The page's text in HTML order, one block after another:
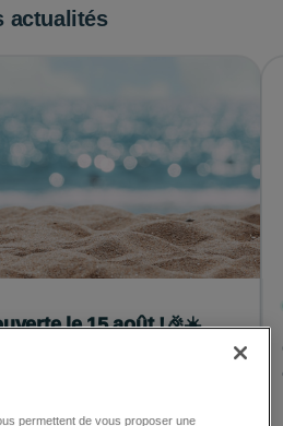
actualités
le 15 août !🎉☀️
! Votre Galerie sera
le samedi 15 aout, de 10h à
permettent de vous proposer une